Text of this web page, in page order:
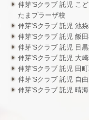
伸芽’Sクラブ 託児 こ
たまプラーザ校
伸芽’Sクラブ 託児 池
伸芽’Sクラブ 託児 飯
伸芽’Sクラブ 託児 目
伸芽’Sクラブ 託児 大
伸芽’Sクラブ 託児 田
伸芽’Sクラブ 託児 自
伸芽’Sクラブ 託児 晴